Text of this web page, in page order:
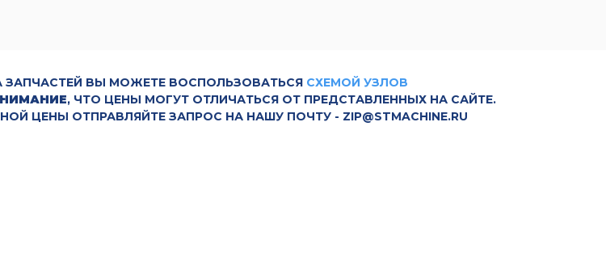
ВЫ МОЖЕТЕ ВОСПОЛЬЗОВАТЬСЯ СХЕМОЙ УЗЛОВ
, ЧТО ЦЕНЫ МОГУТ ОТЛИЧАТЬСЯ ОТ ПРЕДСТАВЛЕННЫХ НА САЙТЕ.
ЦЕНЫ ОТПРАВЛЯЙТЕ ЗАПРОС НА НАШУ ПОЧТУ - ZIP@STMACHINE.RU